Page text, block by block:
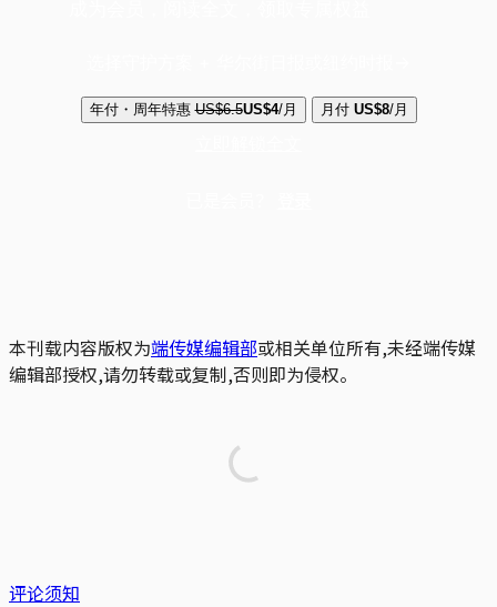
年付・周年特惠 US$6.5US$4/月 月付 US$8/月
本刊载内容版权为端传媒编辑部或相关单位所有,未经端传媒
编辑部授权,请勿转载或复制,否则即为侵权。
评论须知